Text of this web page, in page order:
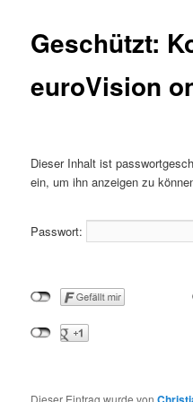
Geschützt:
euroVision
Dieser Inhalt ist
ein, um ihn anzeigen zu
Passwort: